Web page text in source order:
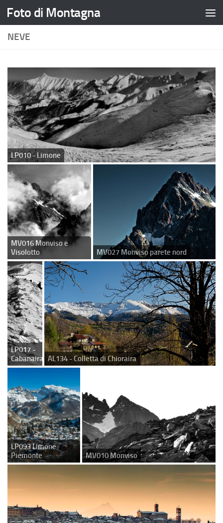
Salta al contenuto
Foto di Montagna
NEVE
LP010 - Limone
MV016 Monviso e
Visolotto
MV027 Monviso parete nord
LP017 -
Cabanaira
AL134 - Colletta di Chioraira
LP093 Limone
Piemonte
MV010 Monviso